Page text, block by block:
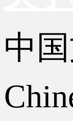
中